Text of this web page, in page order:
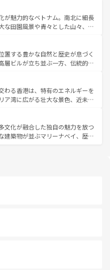
ツなど、バラエティ豊かな料理
お、新着の台湾情報は コンテンツ一覧を参
季折々の自然美を楽しむことが
や焼肉、絶品のストリートフード
理が待っている。夜には、韓国な
韓国の多彩な魅力を心ゆくまで味
みてほしい。 なお、新着の韓国情報はコンテンツ一
が魅力的なベトナム。南北に細長
な田園風景や青々とした山々、世
息づく。ハノイの古い町並みやホ
治時代の建物も、独特の雰囲気を
バラエティの豊かさとおいしさで
、ベトナムコーヒーなどは、ぜ
の地域を訪れてもあたたかい人々
ので、きっと忘れられない旅にな
置する豊かな自然と歴史が息づく
層ビルが立ち並ぶ一方、伝統的な
部ではチェンマイなどの山岳地
部ではプーケットやクラビの美し
を楽しむことができる。タイ料理
暖で、どの季節にも異なる楽しみ
すいタイの人々、仏教を中心とし
光資源が、訪れる旅人を魅了し続
わる香港は、特有のエネルギーを
ア湾に広がる壮大な景色、近未来
るはず。観光スポットが密集し
ろを回れるのも魅力。息をのむよ
験まで、香港を存分に楽しみ尽く
文化が融合した独自の魅力を放つ
建築物が並ぶマリーナベイ、歴史
情を楽しめる外せないスポット